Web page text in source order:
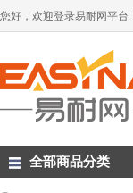
您好，欢迎登录易耐网平台
全部商品分类